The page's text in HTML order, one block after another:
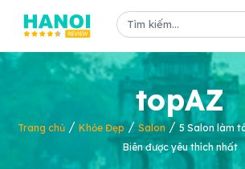
topAZ
Trang chủ / Khỏe Đẹp / Salon / 5 Salon làm
Biên được yêu thích nhất